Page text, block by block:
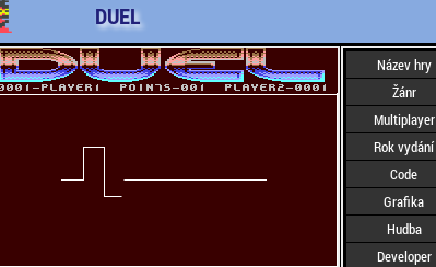
DUEL
Název hry
Žánr
Multiplayer
Rok vydání
Code
Grafika
Hudba
Developer